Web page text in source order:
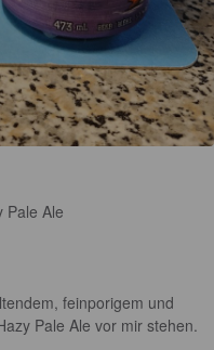
Pale Ale
feinporigem und
Pale Ale vor mir stehen.